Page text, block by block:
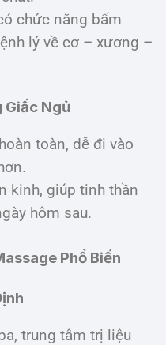
chức năng bấm
lý về cơ – xương –
Giấc Ngủ
toàn, dễ đi vào
kinh, giúp tinh thần
hôm sau.
Phổ Biến
trung tâm trị liệu